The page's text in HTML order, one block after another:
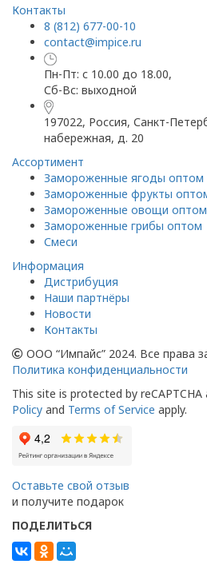
Контакты
8 (812) 677-00-10
contact@impice.ru
Пн-Пт: с 10.00 до 18.00,
Сб-Вс: выходной
197022, Россия, Санкт-
набережная, д. 20
Ассортимент
Замороженные ягоды оптом
Замороженные фрукты
Замороженные овощи оптом
Замороженные грибы оптом
Смеси
Информация
Дистрибуция
Наши партнёры
Новости
Контакты
ООО “Импайс” 2024. Все права
Политика конфиденциальности
This site is protected by
Policy and Terms of Service apply.
Оставьте свой отзыв
и получите подарок
ПОДЕЛИТЬСЯ